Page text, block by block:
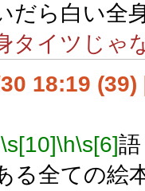
だら白い全
タイツじゃ
18:19 (39)
\s[10]\h\s[6]
る全ての絵